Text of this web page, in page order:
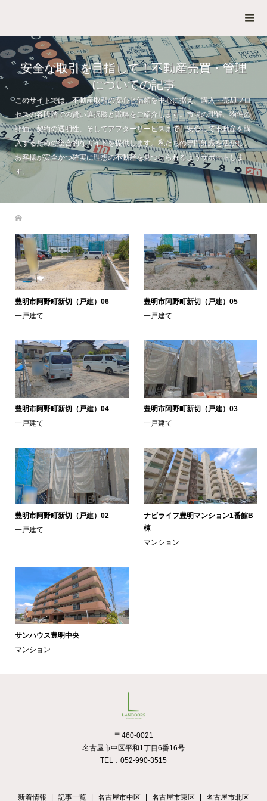
安全な取引を目指して！不動産売買・管理
についての記事
このサイトでは、不動産取引の安心と信頼を中心に据え、購入・売却プロ
セスの各段階での賢い選択肢と戦略をご紹介します。市場の理解、物件の
評価、契約の透明性、そしてアフターサービスまで、安心して不動産を購
入するための総合的なガイドを提供します。私たちの専門知識を活かし、
お客様が安全かつ確実に理想の不動産を見つけられるようサポートしま
す。
豊明市阿野町新切（戸建）06
一戸建て
豊明市阿野町新切（戸建）05
一戸建て
豊明市阿野町新切（戸建）04
一戸建て
豊明市阿野町新切（戸建）03
一戸建て
豊明市阿野町新切（戸建）02
一戸建て
ナビライフ豊明マンション1番館B
棟
マンション
サンハウス豊明中央
マンション
〒460-0021
名古屋市中区平和1丁目6番16号
TEL．052-990-3515
新着情報 記事一覧 名古屋市中区 名古屋市東区 名古屋市北区